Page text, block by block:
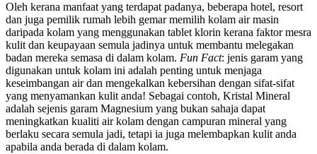
Oleh kerana manfaat yang terdapat padanya, beberapa hotel, resort
dan juga pemilik rumah lebih gemar memilih kolam air masin
daripada kolam yang menggunakan tablet klorin kerana faktor mesra
kulit dan keupayaan semula jadinya untuk membantu melegakan
badan mereka semasa di dalam kolam. Fun Fact: jenis garam yang
digunakan untuk kolam ini adalah penting untuk menjaga
keseimbangan air dan mengekalkan kebersihan dengan sifat-sifat
yang menyamankan kulit anda! Sebagai contoh, Kristal Mineral
adalah sejenis garam Magnesium yang bukan sahaja dapat
meningkatkan kualiti air kolam dengan campuran mineral yang
berlaku secara semula jadi, tetapi ia juga melembapkan kulit anda
apabila anda berada di dalam kolam.